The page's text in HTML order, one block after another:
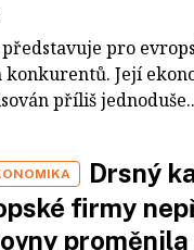
představuje pro
konkurentů. Její
příliš
Drsný
firmy